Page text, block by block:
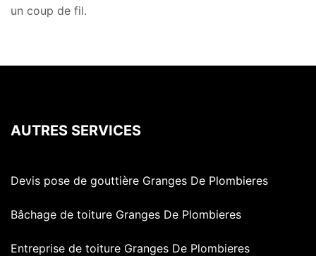
un coup de fil.
AUTRES SERVICES
Devis pose de gouttière Granges De Plombieres
Bâchage de toiture Granges De Plombieres
Entreprise de toiture Granges De Plombieres